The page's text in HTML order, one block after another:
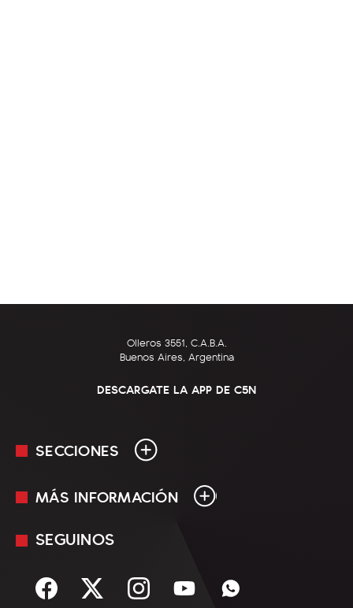
Olleros 3551, C.A.B.A.
Buenos Aires, Argentina
DESCARGATE LA APP DE C5N
SECCIONES
En Vivo
Sociedad
MÁS INFORMACIÓN
Mediakit
Términos y condiciones
SEGUINOS